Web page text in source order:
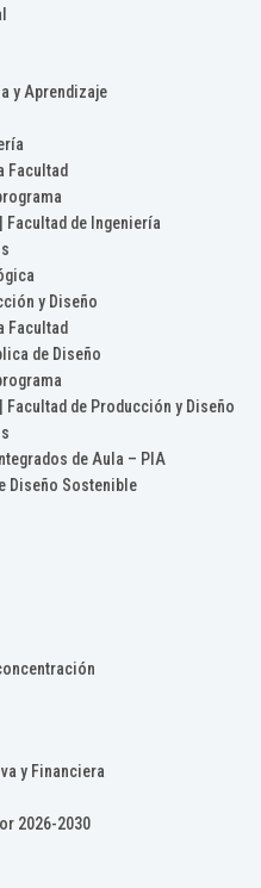
y Aprendizaje
Facultad
Facultad de Ingeniería
y Diseño
Facultad
de Diseño
Facultad de Producción y Diseño
de Aula – PIA
Diseño Sostenible
y Financiera
2026-2030